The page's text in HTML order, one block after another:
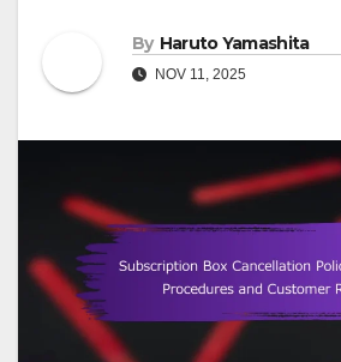
By Haruto Yamashita
NOV 11, 2025